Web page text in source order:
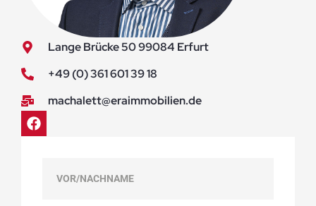
Lange Brücke 50 99084 Erfurt
+49 (0) 361 601 39 18
machalett@eraimmobilien.de